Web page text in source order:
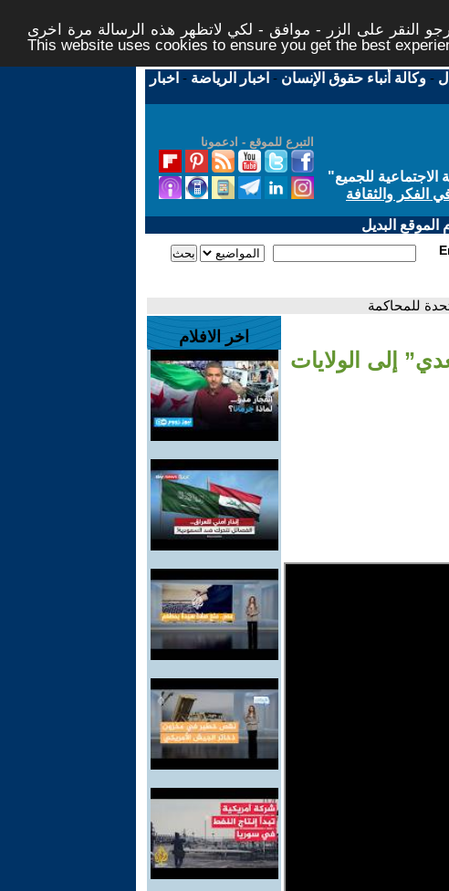
النقر على الزر - موافق - لكي لاتظهر هذه الرسالة مرة اخرى -
This website uses cookies to ensure you get the best
-وكالة أنباء حقوق الإنسان - اخبار الرياضة - اخبار
التبرع للموقع - ادعمونا
للجميع"
الفكر والثقافة
البديل
للمحاكمة
إلى الولايات
اخر الافلام